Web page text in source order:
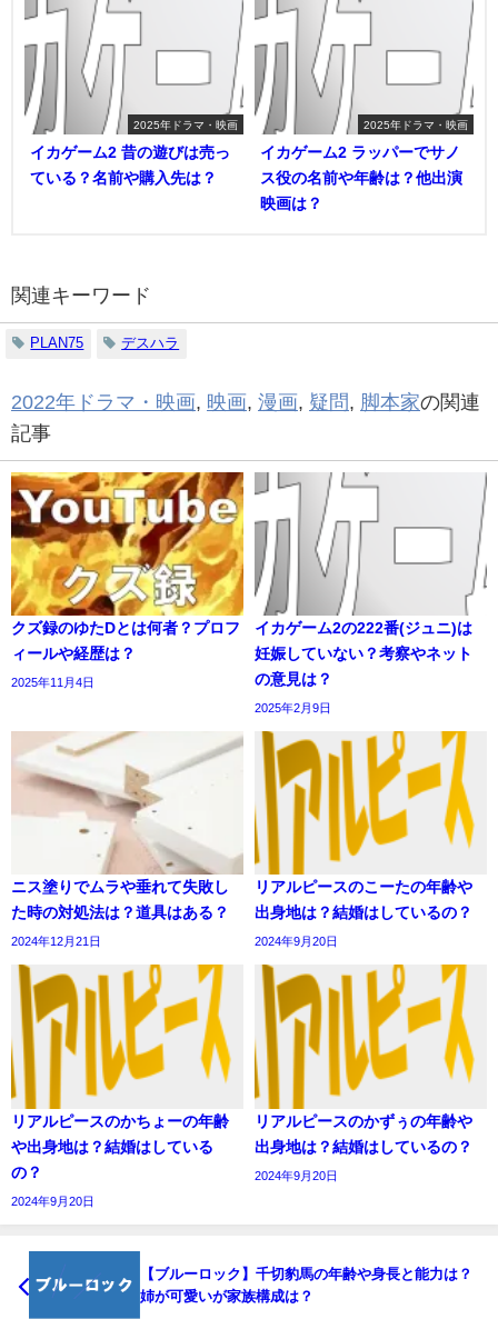
2025年ドラマ・映画
イカゲーム2 昔の遊びは売っ
ている？名前や購入先は？
2025年ドラマ・映画
イカゲーム2 ラッパーでサノ
ス役の名前や年齢は？他出演
映画は？
関連キーワード
PLAN75 デスハラ
2022年ドラマ・映画, 映画, 漫画, 疑問, 脚本家の関連
記事
クズ録のゆたDとは何者？プロフ
ィールや経歴は？
2025年11月4日
イカゲーム2の222番(ジュニ)は
妊娠していない？考察やネット
の意見は？
2025年2月9日
ニス塗りでムラや垂れて失敗し
た時の対処法は？道具はある？
2024年12月21日
リアルピースのこーたの年齢や
出身地は？結婚はしているの？
2024年9月20日
リアルピースのかちょーの年齢
や出身地は？結婚はしている
の？
2024年9月20日
リアルピースのかずぅの年齢や
出身地は？結婚はしているの？
2024年9月20日
【ブルーロック】千切豹馬の年齢や身長と能力は？
姉が可愛いが家族構成は？